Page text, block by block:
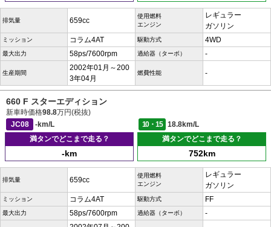
排気量 659cc
使用燃料
エンジン
レギュラー
ガソリン
ミッション コラム4AT 駆動方式 4WD
最大出力 58ps/7600rpm 過給器（ターボ） -
生産期間
2002年01月～200
3年04月
燃費性能 -
660 F スターエディション
新車時価格98.8万円(税抜)
JC08
-km/L 10・15
18.8km/L
満タンでどこまで走る？
-km
満タンでどこまで走る？
752km
排気量 659cc
使用燃料
エンジン
レギュラー
ガソリン
ミッション コラム4AT 駆動方式 FF
最大出力 58ps/7600rpm 過給器（ターボ） -